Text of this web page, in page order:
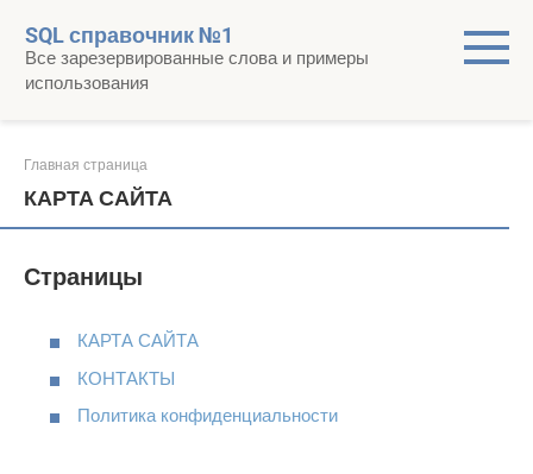
контенту
SQL справочник №1
Все зарезервированные слова и примеры
использования
Главная страница
КАРТА САЙТА
Страницы
КАРТА САЙТА
КОНТАКТЫ
Политика конфиденциальности